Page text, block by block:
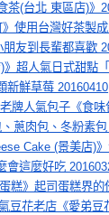
茶(台北 東區店)》
使用台灣好茶製
朋友到長輩都喜歡
》超人氣日式甜點
新鮮草莓 20160410
牌人氣包子《食
蔥肉包、冬粉素
Cake (景美店)
會這麼好吃
糕》起司蛋糕界的
豆花老店《愛弟豆